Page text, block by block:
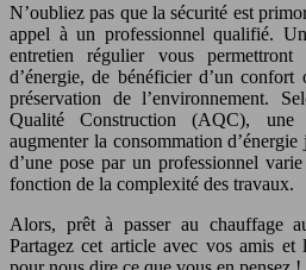
N’oubliez pas que la sécurité est
appel à un professionnel qualifié.
entretien régulier vous
d’énergie, de bénéficier d’un
préservation de l’environnement.
Qualité Construction (AQC), une
augmenter la consommation
d’une pose par un professionnel
fonction de la complexité des travaux.
Alors, prêt à passer au chauffage
Partagez cet article avec vos amis et